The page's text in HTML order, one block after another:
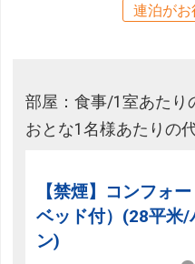
連泊がお
部屋：食事/1室あたり
おとな1名様あたりの
【禁煙】コンフォ
ベッド付）(28平米/
ン)